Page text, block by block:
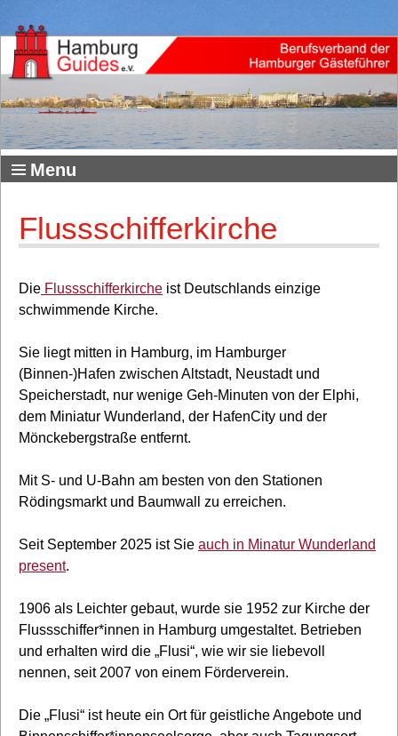
Menu
Flussschifferkirche
Die Flussschifferkirche ist Deutschlands einzige
schwimmende Kirche.
Sie liegt mitten in Hamburg, im Hamburger
(Binnen-)Hafen zwischen Altstadt, Neustadt und
Speicherstadt, nur wenige Geh-Minuten von der Elphi,
dem Miniatur Wunderland, der HafenCity und der
Mönckebergstraße entfernt.
Mit S- und U-Bahn am besten von den Stationen
Rödingsmarkt und Baumwall zu erreichen.
Seit September 2025 ist Sie auch in Minatur Wunderland
present.
1906 als Leichter gebaut, wurde sie 1952 zur Kirche der
Flussschiffer*innen in Hamburg umgestaltet. Betrieben
und erhalten wird die „Flusi“, wie wir sie liebevoll
nennen, seit 2007 von einem Förderverein.
Die „Flusi“ ist heute ein Ort für geistliche Angebote und